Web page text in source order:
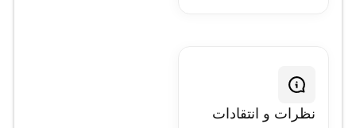
نظرات و انتقادات